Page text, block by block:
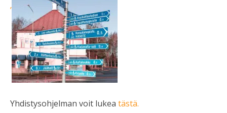
’
Yhdistysohjelman voit lukea tästä.